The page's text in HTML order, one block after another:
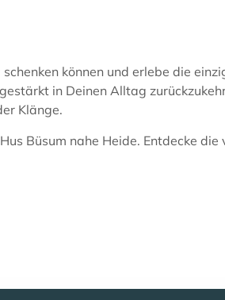
können und erlebe die
in Deinen Alltag
Klänge.
Büsum nahe Heide. Entdecke